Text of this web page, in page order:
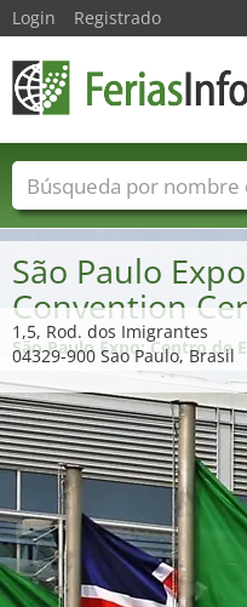
São Paulo
Convention
São Paulo Expo; Centro de
1,5, Rod. dos Imigrantes
04329-900 Sao Paulo, Brasil
Login Registrado
Nombres de ferias
Sectores de ferias
Sectores de proveedor